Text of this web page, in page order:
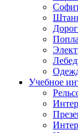
Учебное